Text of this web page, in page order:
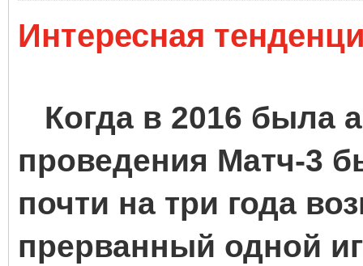
Интересная
Когда в 2016 была
проведения Матч-3
почти на три года
прерванный одной